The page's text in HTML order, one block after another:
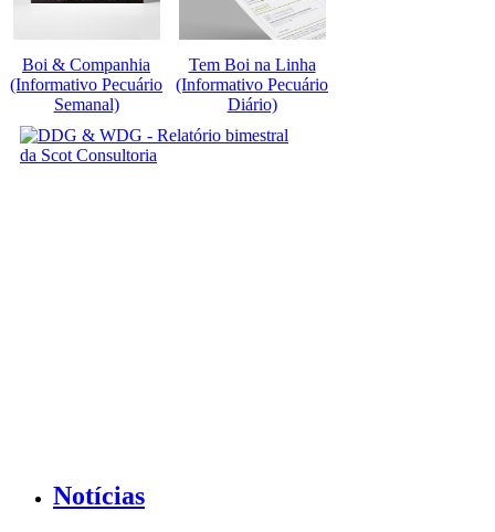
Boi & Companhia
(Informativo Pecuário
Semanal)
Tem Boi na Linha
(Informativo Pecuário
Diário)
Notícias